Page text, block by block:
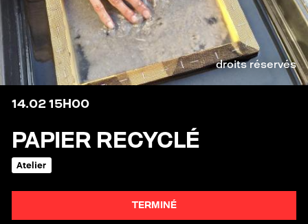
droits réservés
14.0215H00
PAPIER RECYCLÉ
Atelier
TERMINÉ